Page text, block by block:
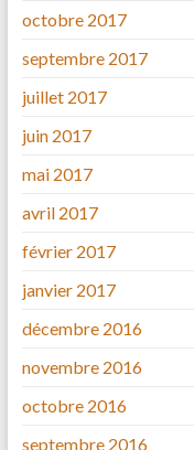
octobre 2017
septembre 2017
juillet 2017
juin 2017
mai 2017
avril 2017
février 2017
janvier 2017
décembre 2016
novembre 2016
octobre 2016
septembre 2016